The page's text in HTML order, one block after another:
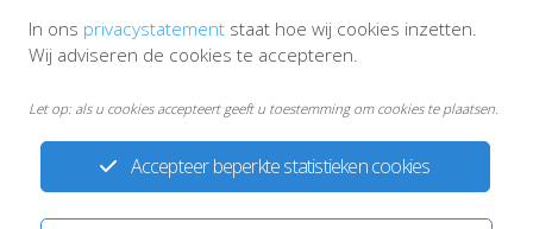
Accepteer beperkte statistieken cookies
In ons privacystatement staat hoe wij cookies inzetten.
Wij adviseren de cookies te accepteren.
Let op: als u cookies accepteert geeft u toestemming om cookies te plaatsen.